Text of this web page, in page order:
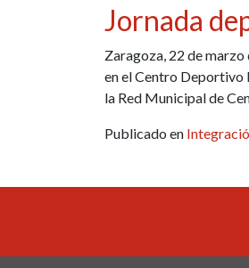
Jornada
Zaragoza, 22 de marzo
en el Centro
la Red Municipal de
Publicado en